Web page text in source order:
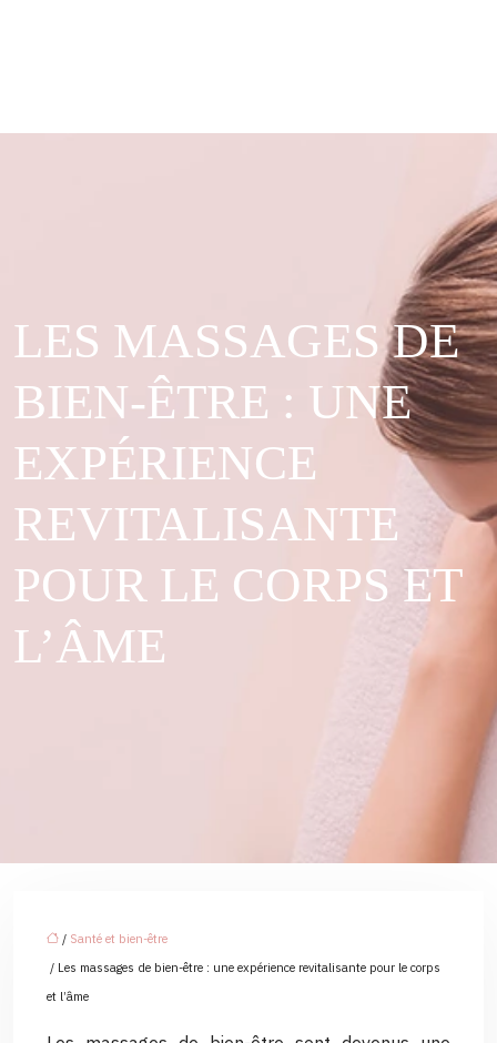
LES MASSAGES DE
BIEN-ÊTRE : UNE
EXPÉRIENCE
REVITALISANTE
POUR LE CORPS ET
L’ÂME
/ Santé et bien-être
/ Les massages de bien-être : une expérience revitalisante pour le corps
et l’âme